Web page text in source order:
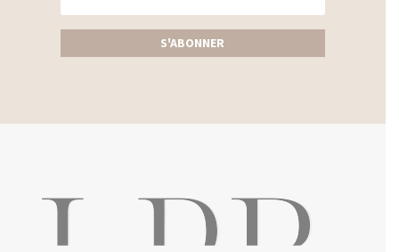
S'ABONNER